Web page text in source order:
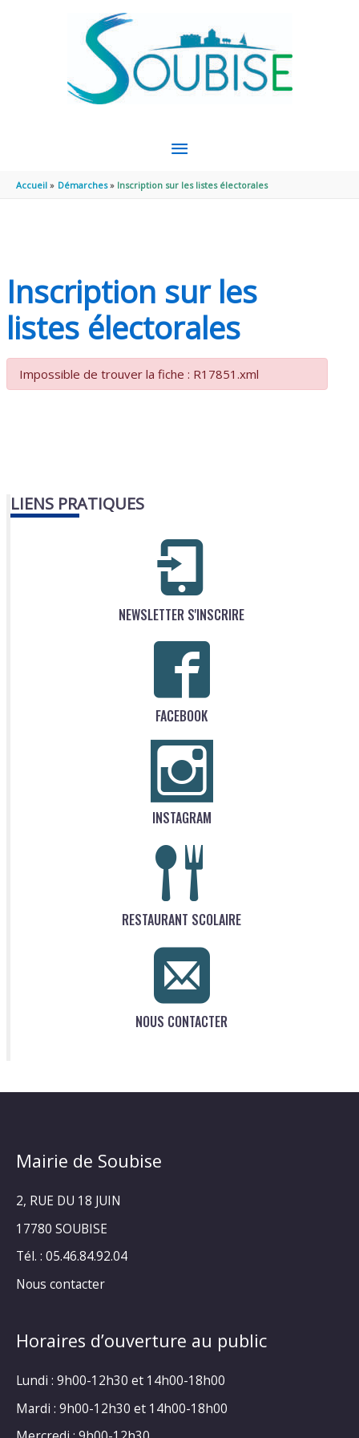
MENU
PRINCIPAL
Accueil Démarches Inscription sur les listes électorales
Inscription sur les
listes électorales
Impossible de trouver la fiche : R17851.xml
LIENS PRATIQUES
NEWSLETTER S'INSCRIRE
FACEBOOK
INSTAGRAM
RESTAURANT SCOLAIRE
NOUS CONTACTER
Mairie de Soubise
2, RUE DU 18 JUIN
17780 SOUBISE
Tél. : 05.46.84.92.04
Nous contacter
Horaires d’ouverture au public
Lundi : 9h00-12h30 et 14h00-18h00
Mardi : 9h00-12h30 et 14h00-18h00